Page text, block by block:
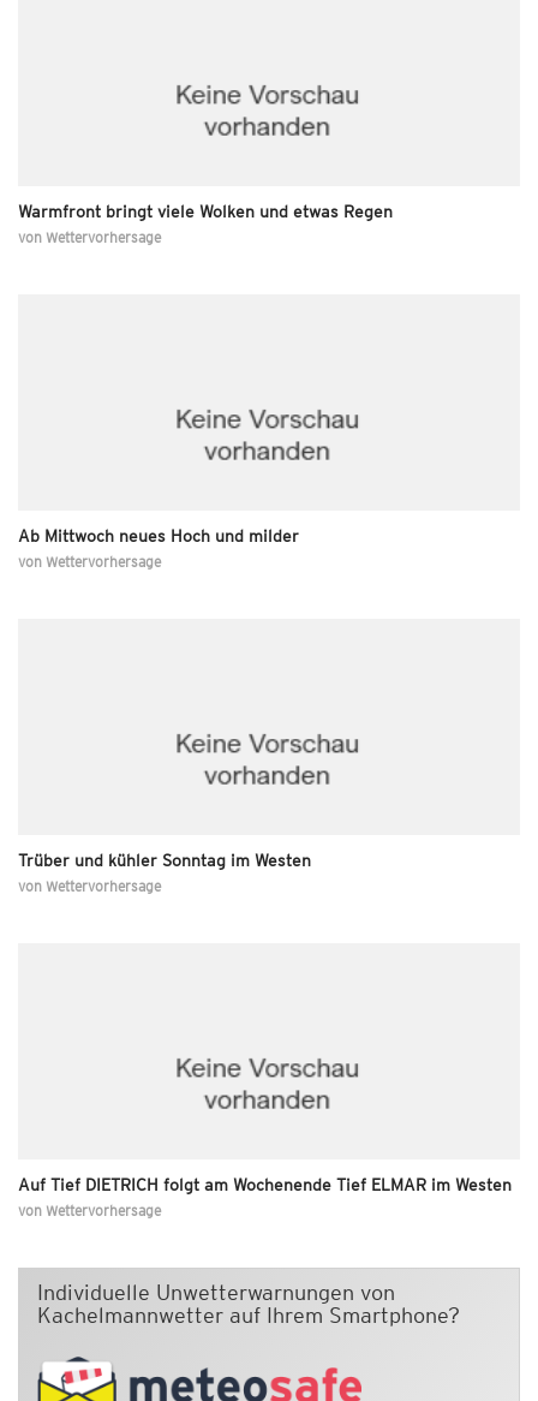
Warmfront bringt viele Wolken und etwas Regen
von Wettervorhersage
Ab Mittwoch neues Hoch und milder
von Wettervorhersage
Trüber und kühler Sonntag im Westen
von Wettervorhersage
Auf Tief DIETRICH folgt am Wochenende Tief ELMAR im Westen
von Wettervorhersage
Individuelle Unwetterwarnungen von
Kachelmannwetter auf Ihrem Smartphone?